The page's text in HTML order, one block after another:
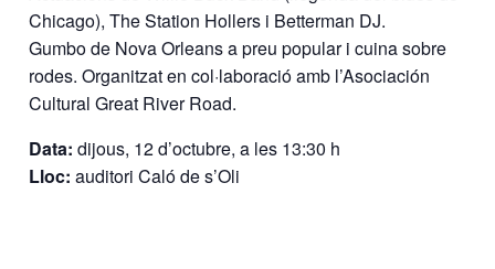
Chicago), The Station Hollers i Betterman DJ.
Gumbo de Nova Orleans a preu popular i cuina sobre
rodes. Organitzat en col·laboració amb l’Asociación
Cultural Great River Road.
Data: dijous, 12 d’octubre, a les 13:30 h
Lloc: auditori Caló de s’Oli